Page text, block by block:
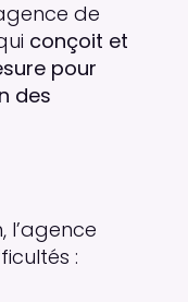
de
conçoit et
pour
des
: